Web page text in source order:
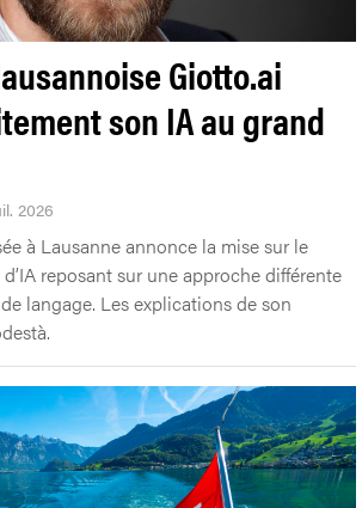
Giotto.ai
son IA au grand
2026
à Lausanne annonce la mise sur le
reposant sur une approche différente
langage. Les explications de son